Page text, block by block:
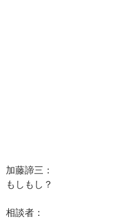
加藤諦三：
もしもし？
相談者：